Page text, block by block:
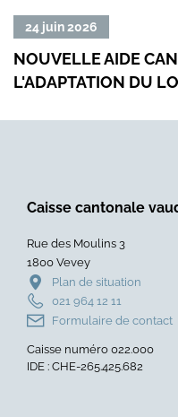
24 juin 2026
NOUVELLE AIDE
L'ADAPTATION DU
Lire
suite
de
pour
du
logement
des
seniors
Caisse cantonale
Rue des Moulins 3
1800 Vevey
Plan de situation
021 964 12 11
Formulaire de contact
Caisse numéro 022.000
IDE : CHE-265.425.682